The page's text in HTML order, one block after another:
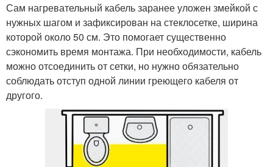
Сам нагревательный кабель заранее уложен змейкой с
нужных шагом и зафиксирован на стеклосетке, ширина
которой около 50 см. Это помогает существенно
сэкономить время монтажа. При необходимости, кабель
можно отсоединить от сетки, но нужно обязательно
соблюдать отступ одной линии греющего кабеля от
другого.